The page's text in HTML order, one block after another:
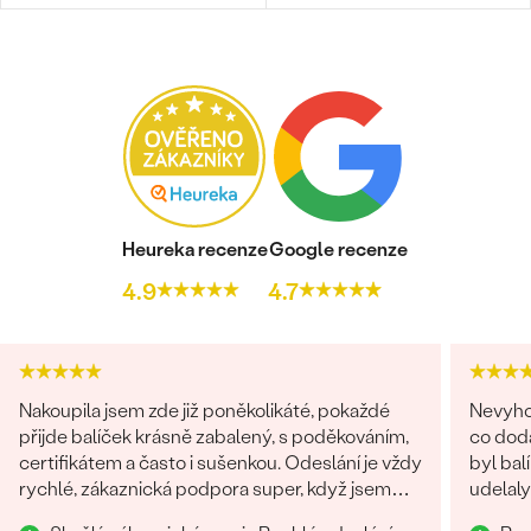
Bestsellery
OBJEVIT
Heureka recenze
4.9
Google recenze
4.7
Nakoupila jsem zde již poněkolikáté, pokaždé
přijde balíček krásně zabalený, s poděkováním,
certifikátem a často i sušenkou. Odeslání je vždy
rychlé, zákaznická podpora super, když jsem
co
byl